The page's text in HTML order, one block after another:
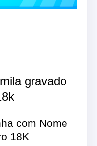
gravado
com Nome
18K